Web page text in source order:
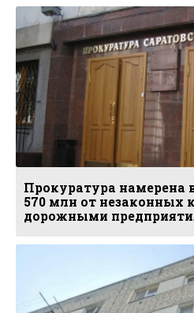
Прокуратура намерена
570 млн от незаконных
дорожными